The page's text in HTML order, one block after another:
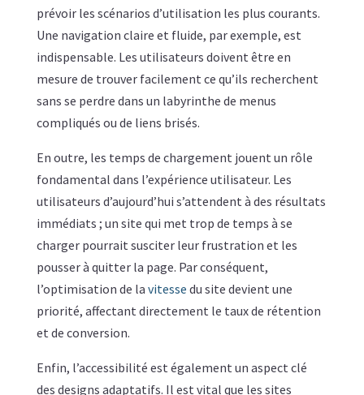
prévoir les scénarios d’utilisation les plus courants.
Une navigation claire et fluide, par exemple, est
indispensable. Les utilisateurs doivent être en
mesure de trouver facilement ce qu’ils recherchent
sans se perdre dans un labyrinthe de menus
compliqués ou de liens brisés.
En outre, les temps de chargement jouent un rôle
fondamental dans l’expérience utilisateur. Les
utilisateurs d’aujourd’hui s’attendent à des résultats
immédiats ; un site qui met trop de temps à se
charger pourrait susciter leur frustration et les
pousser à quitter la page. Par conséquent,
l’optimisation de la vitesse du site devient une
priorité, affectant directement le taux de rétention
et de conversion.
Enfin, l’accessibilité est également un aspect clé
des designs adaptatifs. Il est vital que les sites